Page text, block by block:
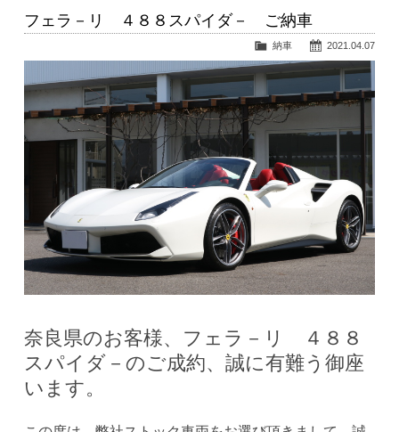
フェラ－リ ４８８スパイダ－ ご納車
2021.04.07
納車
奈良県のお客様、フェラ－リ ４８８
スパイダ－のご成約、誠に有難う御座
います。